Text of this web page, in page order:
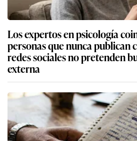
Los expertos en psicología
personas que nunca publican
redes sociales no pretenden
externa